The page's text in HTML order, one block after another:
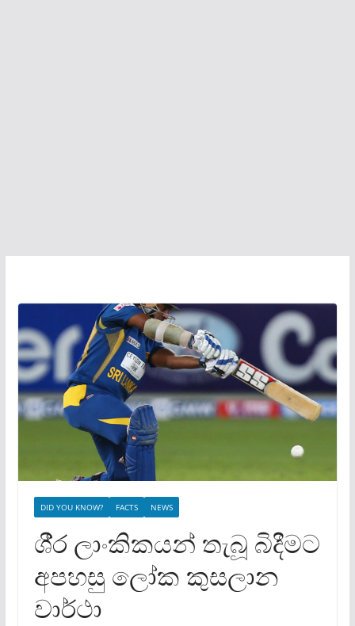
DID YOU KNOW? FACTS NEWS
ශී‍්‍ර ලාංකිකයන් තැබූ බිදීමට
අපහසු ලෝක කුසලාන
වාර්ථා